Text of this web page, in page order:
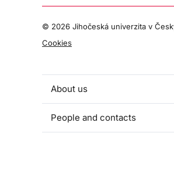
© 2026 Jihočeská univerzita v
Cookies
About us
People and contacts